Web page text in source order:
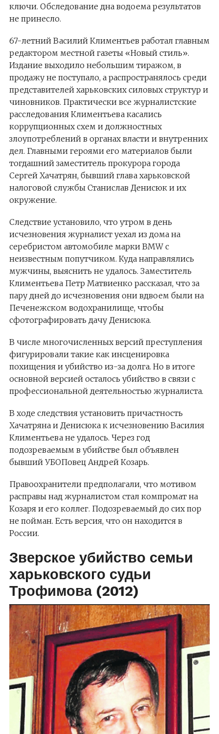
ключи. Обследование дна водоема результатов
не принесло.
67-летний Василий Климентьев работал главным
редактором местной газеты «Новый стиль».
Издание выходило небольшим тиражом, в
продажу не поступало, а распространялось среди
представителей харьковских силовых структур и
чиновников. Практически все журналистские
расследования Климентьева касались
коррупционных схем и должностных
злоупотреблений в органах власти и внутренних
дел. Главными героями его материалов были
тогдашний заместитель прокурора города
Сергей Хачатрян, бывший глава харьковской
налоговой службы Станислав Денисюк и их
окружение.
Следствие установило, что утром в день
исчезновения журналист уехал из дома на
серебристом автомобиле марки BMW с
неизвестным попутчиком. Куда направлялись
мужчины, выяснить не удалось. Заместитель
Климентьева Петр Матвиенко рассказал, что за
пару дней до исчезновения они вдвоем были на
Печенежском водохранилище, чтобы
сфотографировать дачу Денисюка.
В числе многочисленных версий преступления
фигурировали такие как инсценировка
похищения и убийство из-за долга. Но в итоге
основной версией осталось убийство в связи с
профессиональной деятельностью журналиста.
В ходе следствия установить причастность
Хачатряна и Денисюка к исчезновению Василия
Климентьева не удалось. Через год
подозреваемым в убийстве был объявлен
бывший УБОПовец Андрей Козарь.
Правоохранители предполагали, что мотивом
расправы над журналистом стал компромат на
Козаря и его коллег. Подозреваемый до сих пор
не пойман. Есть версия, что он находится в
России.
Зверское убийство семьи
харьковского судьи
Трофимова (2012)